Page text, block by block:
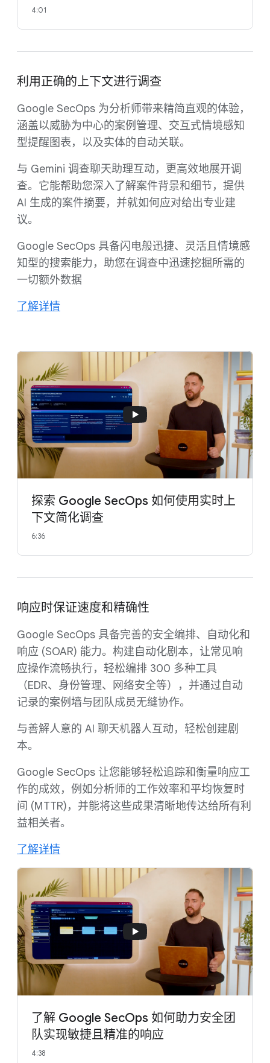
4:01
利用正确的上下文进行调查
Google SecOps 为分析师带来精简直观的体验，
涵盖以威胁为中心的案例管理、交互式情境感知
型提醒图表，以及实体的自动关联。
与 Gemini 调查聊天助理互动，更高效地展开调
查。它能帮助您深入了解案件背景和细节，提供
AI 生成的案件摘要，并就如何应对给出专业建
议。
Google SecOps 具备闪电般迅捷、灵活且情境感
知型的搜索能力，助您在调查中迅速挖掘所需的
一切额外数据
了解详情
探索 Google SecOps 如何使用实时上
下文简化调查
6:36
响应时保证速度和精确性
Google SecOps 具备完善的安全编排、自动化和
响应 (SOAR) 能力。构建自动化剧本，让常见响
应操作流畅执行，轻松编排 300 多种工具
（EDR、身份管理、网络安全等），并通过自动
记录的案例墙与团队成员无缝协作。
与善解人意的 AI 聊天机器人互动，轻松创建剧
本。
Google SecOps 让您能够轻松追踪和衡量响应工
作的成效，例如分析师的工作效率和平均恢复时
间 (MTTR)，并能将这些成果清晰地传达给所有利
益相关者。
了解详情
了解 Google SecOps 如何助力安全团
队实现敏捷且精准的响应
4:38